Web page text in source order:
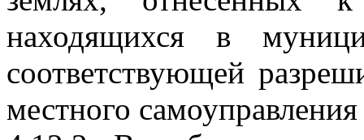
находящихся в
соответствующей
местного